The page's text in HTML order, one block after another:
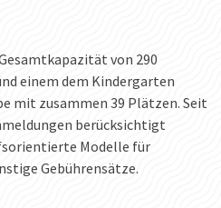
von 290
einem dem Kindergarten
mit zusammen 39 Plätzen. Seit
berücksichtigt
Modelle für
Gebührensätze.